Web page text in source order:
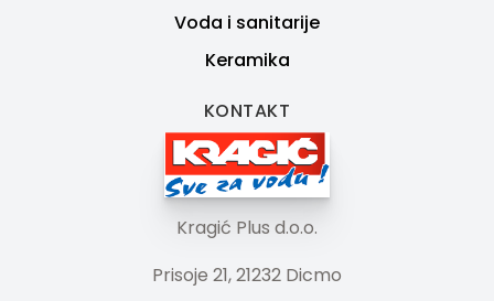
Voda i sanitarije
Keramika
KONTAKT
Kragić Plus d.o.o.
Prisoje 21, 21232 Dicmo